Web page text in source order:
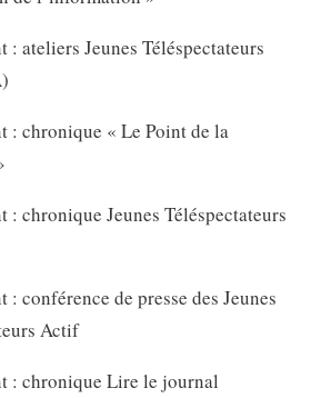
: ateliers Jeunes Téléspectateurs
: chronique « Le Point de la
: chronique Jeunes Téléspectateurs
: conférence de presse des Jeunes
Actif
: chronique Lire le journal